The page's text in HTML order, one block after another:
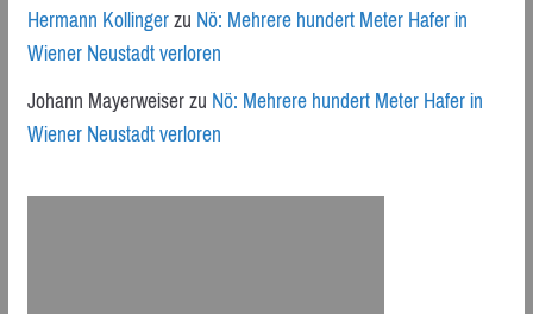
Hermann KollingerzuNö: Mehrere hundert Meter Hafer in
Wiener Neustadt verloren
Johann MayerweiserzuNö: Mehrere hundert Meter Hafer in
Wiener Neustadt verloren